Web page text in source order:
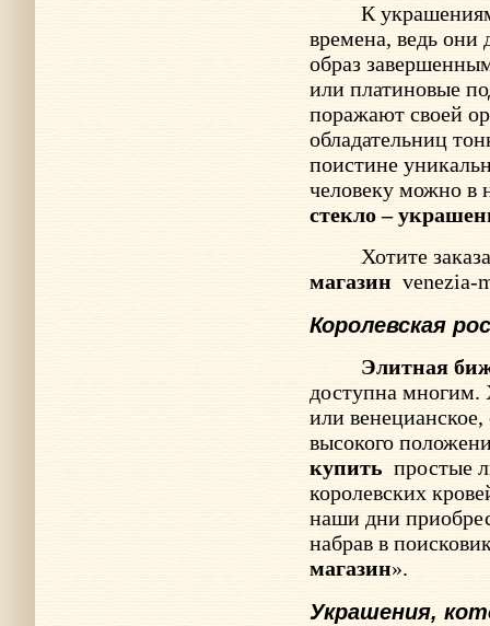
К
времена, ведь
образ
или платиновые
поражают своей
обладательниц
поистине
человеку можно в
стекло –
Хотите
магазин venezia-
Королевская
Элитная
доступна многим.
или
высокого
купить простые
королевских
наши дни
набрав в
магазин».
Украшения,